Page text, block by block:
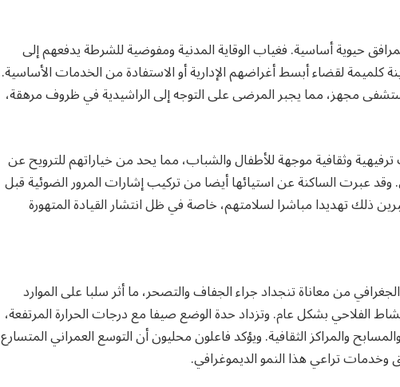
حيوية أساسية. فغياب الوقاية المدنية ومفوضية للشرطة يدفعهم إلى
كيلومترا نحو مدينة كلميمة لقضاء أبسط أغراضهم الإدارية أو الاستفادة من الخدمات الأساسية.
مجهز، مما يجبر المرضى على التوجه إلى الراشيدية في ظروف مرهقة،
وثقافية موجهة للأطفال والشباب، مما يحد من خياراتهم للترويح عن
عبرت الساكنة عن استيائها أيضا من تركيب إشارات المرور الضوئية قبل
ذلك تهديدا مباشرا لسلامتهم، خاصة في ظل انتشار القيادة المتهورة
من معاناة تنجداد جراء الجفاف والتصحر، ما أثر سلبا على الموارد
الفلاحي بشكل عام. وتزداد حدة الوضع صيفا مع درجات الحرارة المرتفعة،
والمراكز الثقافية. ويؤكد فاعلون محليون أن التوسع العمراني المتسارع
تراعي هذا النمو الديموغرافي.